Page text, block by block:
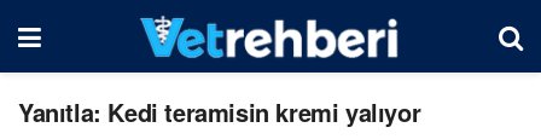
Yanıtla: Kedi teramisin kremi yalıyor